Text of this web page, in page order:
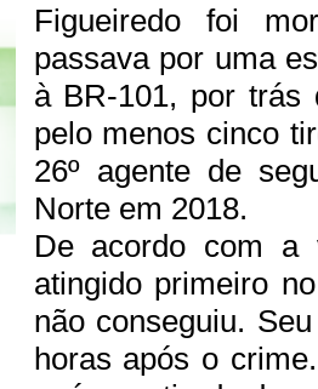
Figueiredo foi
passava por uma
à BR-101, por trás
pelo menos cinco
26º agente de
Norte em 2018.
De acordo com a
atingido primeiro
não conseguiu.
horas após o